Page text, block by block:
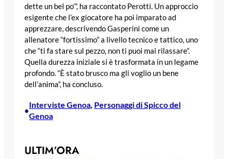
dette un bel po’”, ha raccontato Perotti. Un approccio
esigente che l’ex giocatore ha poi imparato ad
apprezzare, descrivendo Gasperini come un
allenatore “fortissimo” a livello tecnico e tattico, uno
che “ti fa stare sul pezzo, non ti puoi mai rilassare”.
Quella durezza iniziale si è trasformata in un legame
profondo. “È stato brusco ma gli voglio un bene
dell’anima”, ha concluso.
•
Interviste Genoa, Personaggi di Spicco del
Genoa
ULTIM’ORA